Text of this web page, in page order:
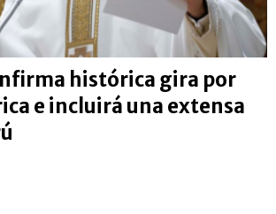
histórica gira por
e incluirá una extensa